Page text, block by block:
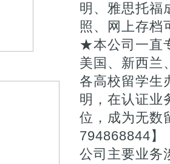
明、雅思托福
照、网上存档
★本公司一直
美国、新西兰
各高校留学生
明，在认证业
位，成为无数
794868844】
公司主要业务